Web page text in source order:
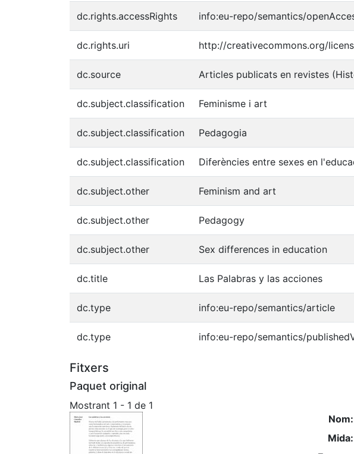
dc.rights.accessRights info:eu-repo/semantics/
dc.rights.uri http://creativecommons.org/
dc.source Articles publicats en revistes
dc.subject.classification Feminisme i art
dc.subject.classification Pedagogia
dc.subject.classification Diferències entre sexes en
dc.subject.other Feminism and art
dc.subject.other Pedagogy
dc.subject.other Sex differences in education
dc.title Las Palabras y las acciones
dc.type info:eu-repo/semantics/article
dc.type info:eu-repo/semantics/
Fitxers
Paquet original
Mostrant 1 - 1 de 1
Nom:
Mida: